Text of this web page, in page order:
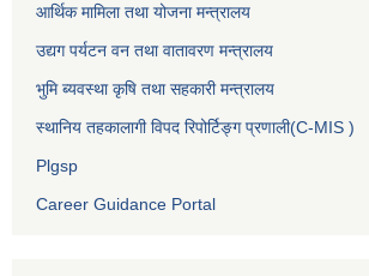
आर्थिक मामिला तथा योजना मन्त्रालय
उद्यग पर्यटन वन तथा वातावरण मन्त्रालय
भुमि ब्यवस्था कृषि तथा सहकारी मन्त्रालय
स्थानिय तहकालागी विपद रिपोर्टिङ्ग प्रणाली(C-MIS )
Plgsp
Career Guidance Portal